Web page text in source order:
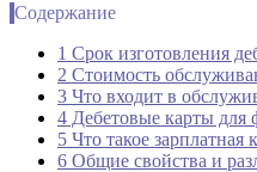
Содержание
1 Срок изготовления
2 Стоимость
3 Что входит в
4 Дебетовые карты для
5 Что такое зарплатная
6 Общие свойства и